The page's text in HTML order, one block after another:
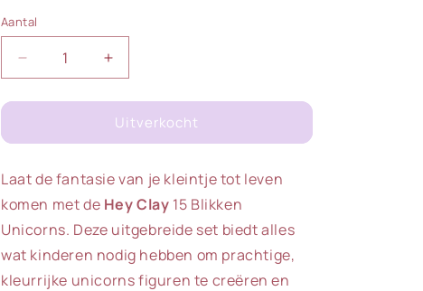
Aantal
Aantal
Aantal
verlagen
voor
|
|
15
Aantal
verhogen
voor
HeyClay
|
|
15
Cans
Uitverkocht
Laat de fantasie van je kleintje tot leven
komen met de Hey Clay 15 Blikken
Unicorns. Deze uitgebreide set biedt alles
wat kinderen nodig hebben om prachtige,
kleurrijke unicorns figuren te creëren en